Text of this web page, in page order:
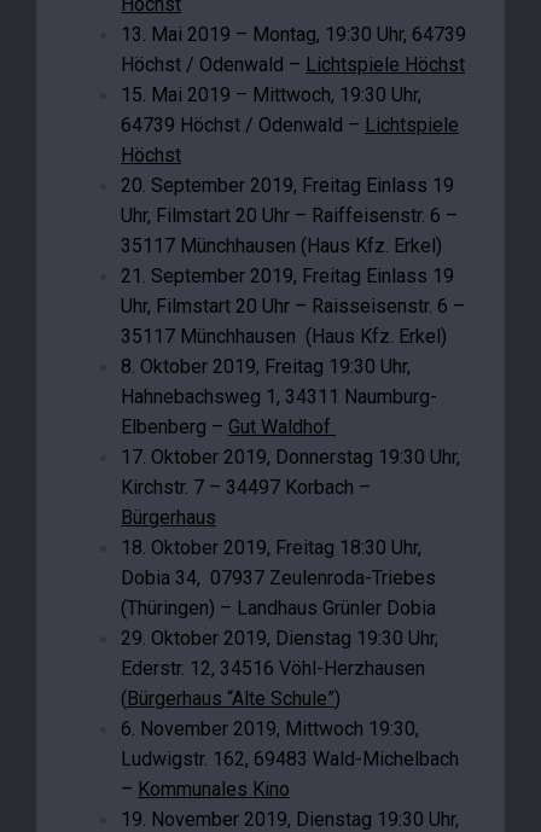
13. Mai 2019 – Montag, 19:30 Uhr, 64739
Höchst / Odenwald – Lichtspiele Höchst
15. Mai 2019 – Mittwoch, 19:30 Uhr,
64739 Höchst / Odenwald – Lichtspiele
Höchst
20. September 2019, Freitag Einlass 19
Uhr, Filmstart 20 Uhr – Raiffeisenstr. 6 –
35117 Münchhausen (Haus Kfz. Erkel)
21. September 2019, Freitag Einlass 19
Uhr, Filmstart 20 Uhr – Raisseisenstr. 6 –
35117 Münchhausen (Haus Kfz. Erkel)
8. Oktober 2019, Freitag 19:30 Uhr,
Hahnebachsweg 1, 34311 Naumburg-
Elbenberg – Gut Waldhof
17. Oktober 2019, Donnerstag 19:30 Uhr,
Kirchstr. 7 – 34497 Korbach –
Bürgerhaus
18. Oktober 2019, Freitag 18:30 Uhr,
Dobia 34, 07937 Zeulenroda-Triebes
(Thüringen) – Landhaus Grünler Dobia
29. Oktober 2019, Dienstag 19:30 Uhr,
Ederstr. 12, 34516 Vöhl-Herzhausen
(Bürgerhaus “Alte Schule”)
6. November 2019, Mittwoch 19:30,
Ludwigstr. 162, 69483 Wald-Michelbach
– Kommunales Kino
19. November 2019, Dienstag 19:30 Uhr,